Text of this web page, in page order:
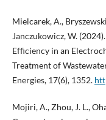
Mielcarek, A.,
Janczukowicz, W.
Efficiency in an
Treatment of
Energies, 17(6), 1352.
Mojiri, A., Zhou, J. L.,